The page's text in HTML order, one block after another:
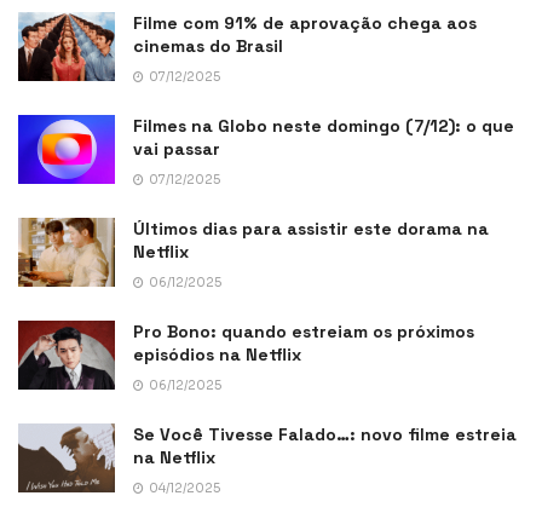
Filme com 91% de aprovação chega aos
cinemas do Brasil
07/12/2025
Filmes na Globo neste domingo (7/12): o que
vai passar
07/12/2025
Últimos dias para assistir este dorama na
Netflix
06/12/2025
Pro Bono: quando estreiam os próximos
episódios na Netflix
06/12/2025
Se Você Tivesse Falado…: novo filme estreia
na Netflix
04/12/2025